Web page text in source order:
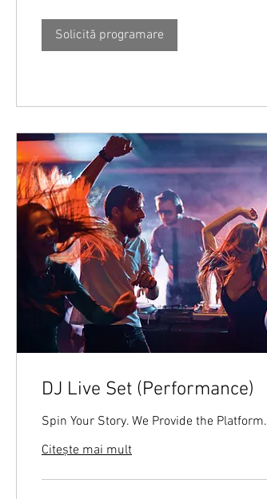
Solicită programare
DJ Live Set (Performance)
Spin Your Story. We Provide the Platform.
Citește mai mult